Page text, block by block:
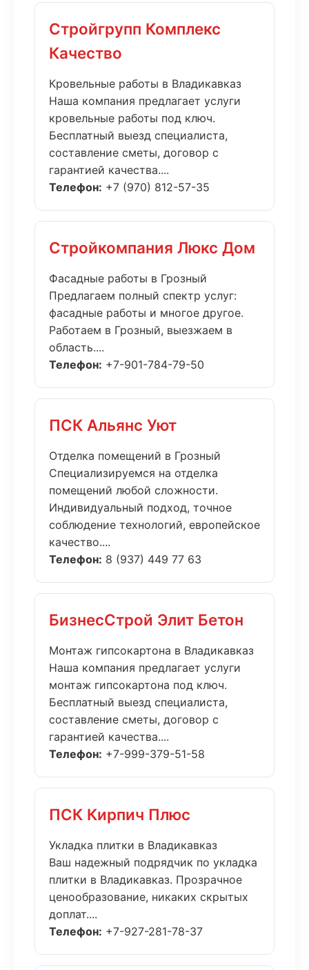
Стройгрупп Комплекс
Качество
Кровельные работы в Владикавказ
Наша компания предлагает услуги
кровельные работы под ключ.
Бесплатный выезд специалиста,
составление сметы, договор с
гарантией качества....
Телефон: +7 (970) 812-57-35
Стройкомпания Люкс Дом
Фасадные работы в Грозный
Предлагаем полный спектр услуг:
фасадные работы и многое другое.
Работаем в Грозный, выезжаем в
область....
Телефон: +7-901-784-79-50
ПСК Альянс Уют
Отделка помещений в Грозный
Специализируемся на отделка
помещений любой сложности.
Индивидуальный подход, точное
соблюдение технологий, европейское
качество....
Телефон: 8 (937) 449 77 63
БизнесСтрой Элит Бетон
Монтаж гипсокартона в Владикавказ
Наша компания предлагает услуги
монтаж гипсокартона под ключ.
Бесплатный выезд специалиста,
составление сметы, договор с
гарантией качества....
Телефон: +7-999-379-51-58
ПСК Кирпич Плюс
Укладка плитки в Владикавказ
Ваш надежный подрядчик по укладка
плитки в Владикавказ. Прозрачное
ценообразование, никаких скрытых
доплат....
Телефон: +7-927-281-78-37